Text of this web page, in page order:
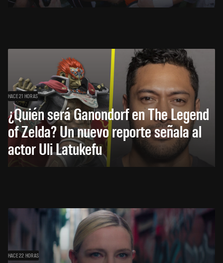
HACE 21 HORAS
¿Quién será Ganondorf en The Legend
of Zelda? Un nuevo reporte señala al
actor Uli Latukefu
HACE 22 HORAS